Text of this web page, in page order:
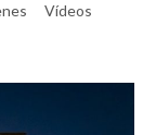
Vídeos